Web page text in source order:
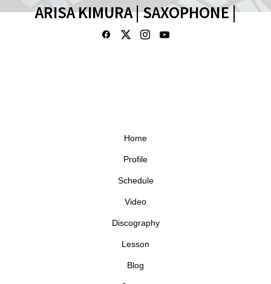
ARISA KIMURA | SAXOPHONE |
Home
Profile
Schedule
Video
Discography
Lesson
Blog